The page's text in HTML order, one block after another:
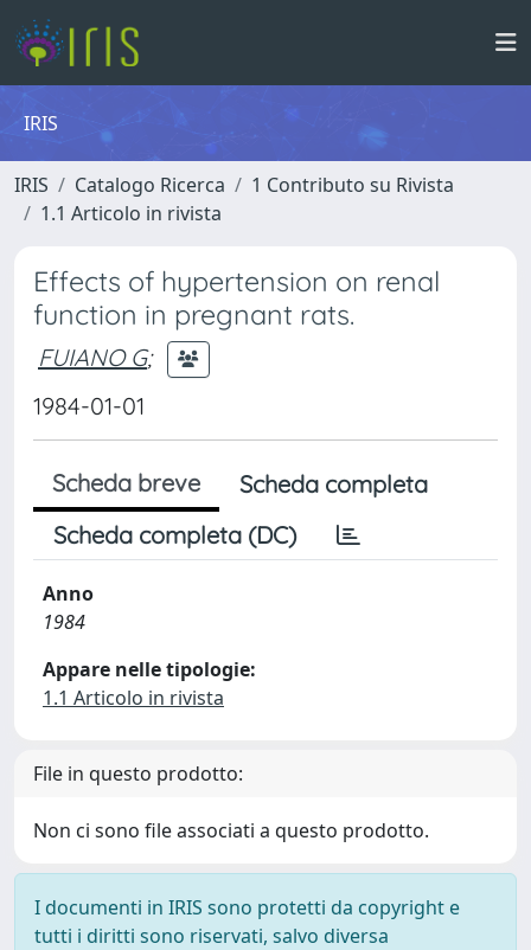
IRIS
IRIS Catalogo Ricerca
1 Contributo su Rivista
1.1 Articolo in rivista
Effects of hypertension on renal
function in pregnant rats.
FUIANO G;
1984-01-01
Scheda breve
Scheda completa
Scheda completa (DC)
Anno
1984
Appare nelle tipologie:
1.1 Articolo in rivista
File in questo prodotto:
Non ci sono file associati a questo prodotto.
I documenti in IRIS sono protetti da copyright e
tutti i diritti sono riservati, salvo diversa